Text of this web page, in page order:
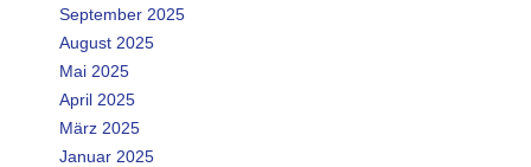
September 2025
August 2025
Mai 2025
April 2025
März 2025
Januar 2025